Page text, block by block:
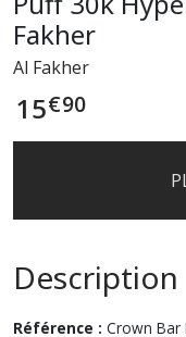
Fakher
Al Fakher
15€90
Description
Référence : Crown Bar